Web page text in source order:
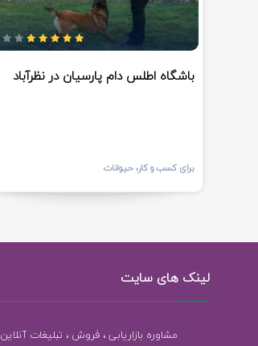
باشگاه اطلس دام پارسيان در نظرآباد
برای کسب و کار، حیوانات
لینک های سایت
مشاوره بازاریابی ، فروش ، تبلیغات آنلاین